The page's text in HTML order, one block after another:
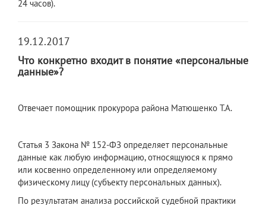
24 часов).
19.12.2017
Что конкретно входит в понятие «персональные
данные»?
Отвечает помощник прокурора района Матюшенко Т.А.
Статья 3 Закона № 152-ФЗ определяет персональные
данные как любую информацию, относящуюся к прямо
или косвенно определенному или определяемому
физическому лицу (субъекту персональных данных).
По результатам анализа российской судебной практики